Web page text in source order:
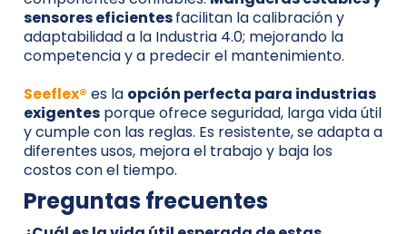
sensores eficientesfacilitan la calibración y
adaptabilidad a la Industria 4.0; mejorando la
competencia y a predecir el mantenimiento.
Seeflex® es la opción perfecta para industrias
exigentes porque ofrece seguridad, larga vida útil
y cumple con las reglas. Es resistente, se adapta a
diferentes usos, mejora el trabajo y baja los
costos con el tiempo.
Preguntas frecuentes